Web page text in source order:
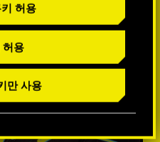
허용
허용
만 사용